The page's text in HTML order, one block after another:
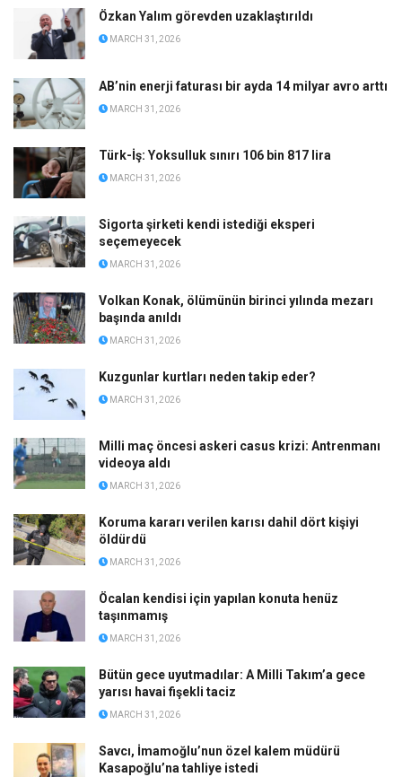
Özkan Yalım görevden uzaklaştırıldı
MARCH 31, 2026
AB’nin enerji faturası bir ayda 14 milyar avro arttı
MARCH 31, 2026
Türk-İş: Yoksulluk sınırı 106 bin 817 lira
MARCH 31, 2026
Sigorta şirketi kendi istediği eksperi
seçemeyecek
MARCH 31, 2026
Volkan Konak, ölümünün birinci yılında mezarı
başında anıldı
MARCH 31, 2026
Kuzgunlar kurtları neden takip eder?
MARCH 31, 2026
Milli maç öncesi askeri casus krizi: Antrenmanı
videoya aldı
MARCH 31, 2026
Koruma kararı verilen karısı dahil dört kişiyi
öldürdü
MARCH 31, 2026
Öcalan kendisi için yapılan konuta henüz
taşınmamış
MARCH 31, 2026
Bütün gece uyutmadılar: A Milli Takım’a gece
yarısı havai fişekli taciz
MARCH 31, 2026
Savcı, İmamoğlu’nun özel kalem müdürü
Kasapoğlu’na tahliye istedi